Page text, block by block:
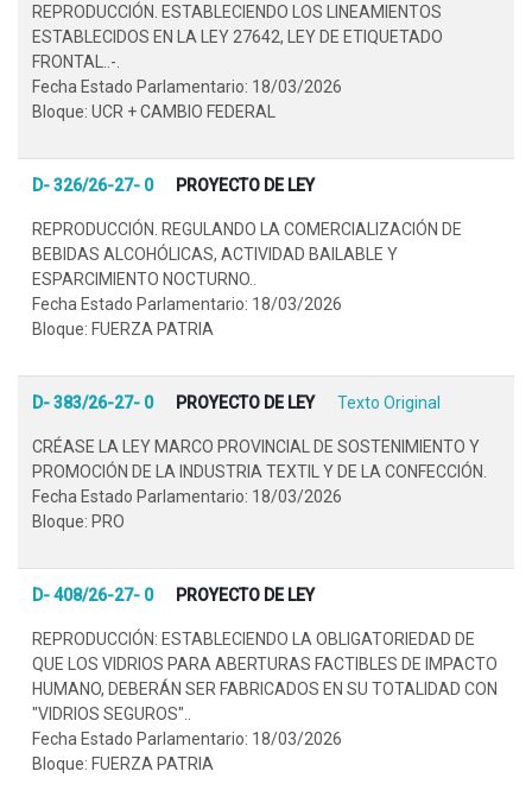
REPRODUCCIÓN. ESTABLECIENDO LOS LINEAMIENTOS
ESTABLECIDOS EN LA LEY 27642, LEY DE ETIQUETADO
FRONTAL..-.
Fecha Estado Parlamentario: 18/03/2026
Bloque: UCR + CAMBIO FEDERAL
D- 326/26-27- 0 PROYECTO DE LEY
REPRODUCCIÓN. REGULANDO LA COMERCIALIZACIÓN DE
BEBIDAS ALCOHÓLICAS, ACTIVIDAD BAILABLE Y
ESPARCIMIENTO NOCTURNO..
Fecha Estado Parlamentario: 18/03/2026
Bloque: FUERZA PATRIA
D- 383/26-27- 0 PROYECTO DE LEY Texto Original
CRÉASE LA LEY MARCO PROVINCIAL DE SOSTENIMIENTO Y
PROMOCIÓN DE LA INDUSTRIA TEXTIL Y DE LA CONFECCIÓN.
Fecha Estado Parlamentario: 18/03/2026
Bloque: PRO
D- 408/26-27- 0 PROYECTO DE LEY
REPRODUCCIÓN: ESTABLECIENDO LA OBLIGATORIEDAD DE
QUE LOS VIDRIOS PARA ABERTURAS FACTIBLES DE IMPACTO
HUMANO, DEBERÁN SER FABRICADOS EN SU TOTALIDAD CON
"VIDRIOS SEGUROS"..
Fecha Estado Parlamentario: 18/03/2026
Bloque: FUERZA PATRIA